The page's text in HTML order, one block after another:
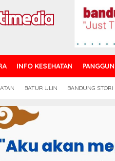
INFO KESEHATAN
BATUR ULIN BANDUNG STORI